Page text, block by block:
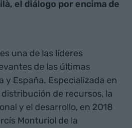
el diálogo por encima de
es una de las líderes
de las últimas
y España. Especializada en
de recursos, la
y el desarrollo, en 2018
Monturiol de la